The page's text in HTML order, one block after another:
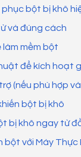
bột bị khô
và đúng cách
làm mềm bột
để kích hoạt
(nếu phù hợp
bột bị khô
bị khô ngay từ
bột với Máy Thực